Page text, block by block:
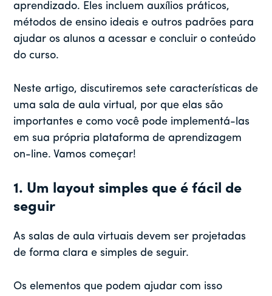
aprendizado. Eles incluem auxílios práticos,
métodos de ensino ideais e outros padrões para
ajudar os alunos a acessar e concluir o conteúdo
do curso.
Neste artigo, discutiremos sete características de
uma sala de aula virtual, por que elas são
importantes e como você pode implementá-las
em sua própria plataforma de aprendizagem
on-line. Vamos começar!
1. Um layout simples que é fácil de
seguir
As salas de aula virtuais devem ser projetadas
de forma clara e simples de seguir.
Os elementos que podem ajudar com isso